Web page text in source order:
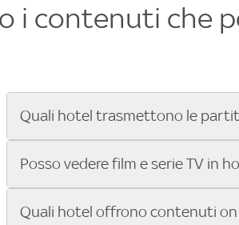
i contenuti che
Quali hotel trasmettono le
Se cerchi un hotel dove poter
che trasmette gli eventi sportivi.
Posso vedere film e serie TV in
Sì, gli hotel che hanno Sky in
Quali hotel offrono contenuti on